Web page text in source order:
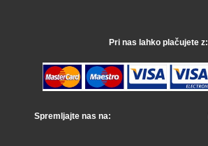
Pri nas lahko plačujete z:
Spremljajte nas na: